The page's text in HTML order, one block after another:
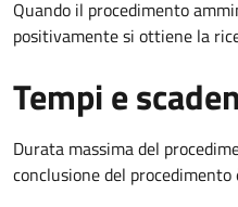
Quando il procedimento
positivamente si ottiene la
Tempi e
Durata massima del
conclusione del procedimento